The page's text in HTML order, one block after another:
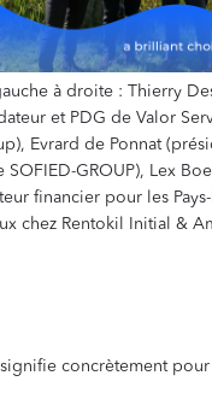
à droite : Thierry
et PDG de Valor
Evrard de Ponnat
SOFIED-GROUP), Lex
financier pour les Pays-
chez Rentokil Initial &
concrètement pour